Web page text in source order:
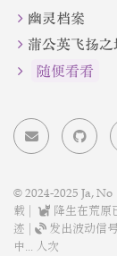
幽灵档案
蒲公英飞扬之
随便看看
© 2024-2025 Ja,
载 |
降生在荒原
迹 |
发出波动信
中... 人次